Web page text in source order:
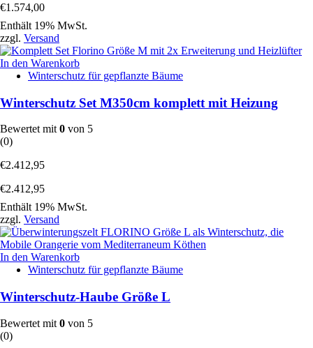
€1.574,00
Enthält 19% MwSt.
zzgl. Versand
In den Warenkorb
Winterschutz für gepflanzte Bäume
Winterschutz Set M350cm komplett mit Heizung
Bewertet mit 0 von 5
(0)
€2.412,95
€2.412,95
Enthält 19% MwSt.
zzgl. Versand
In den Warenkorb
Winterschutz für gepflanzte Bäume
Winterschutz-Haube Größe L
Bewertet mit 0 von 5
(0)